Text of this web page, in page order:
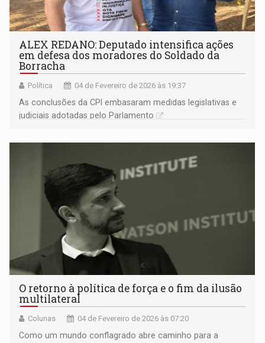
ALEX REDANO: Deputado intensifica ações
em defesa dos moradores do Soldado da
Borracha
Política 04 de Fevereiro de 2026 às 19:37
As conclusões da CPI embasaram medidas legislativas e
judiciais adotadas pelo Parlamento
O retorno à política de força e o fim da ilusão
multilateral
Colunas 04 de Fevereiro de 2026 às 07:20
Como um mundo conflagrado abre caminho para a